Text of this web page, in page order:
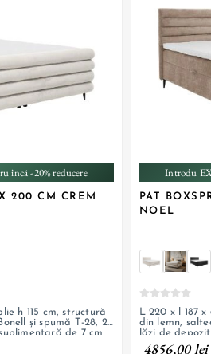
încă -20% reducere
200 CM CREM
h 115 cm, structură
și spumă T-28, 2
de 7 cm
cm
Introdu
PAT
NOEL
L 220 x l 187
din lemn,
lăzi de
inclusă;
4856,00 lei